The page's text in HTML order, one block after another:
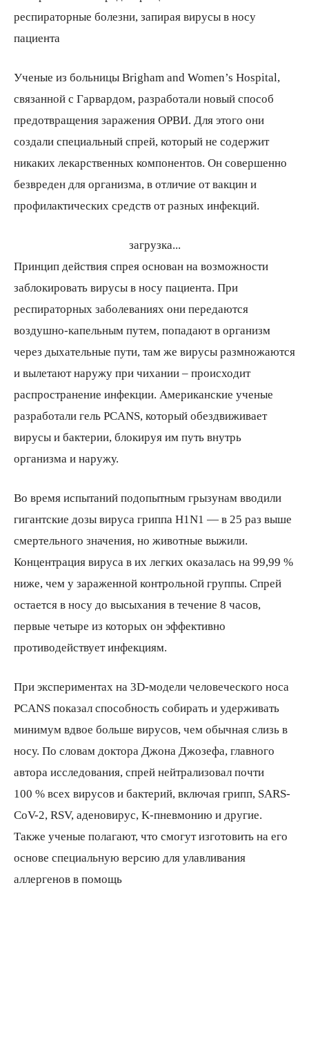
Ученые из больницы Brigham and Women’s Hospital,
связанной с Гарвардом, разработали новый способ
предотвращения заражения ОРВИ. Для этого они
создали специальный спрей, который не содержит
никаких лекарственных компонентов. Он совершенно
безвреден для организма, в отличие от вакцин и
профилактических средств от разных инфекций.
загрузка...
Принцип действия спрея основан на возможности
заблокировать вирусы в носу пациента. При
респираторных заболеваниях они передаются
воздушно-капельным путем, попадают в организм
через дыхательные пути, там же вирусы размножаются
и вылетают наружу при чихании – происходит
распространение инфекции. Американские ученые
разработали гель PCANS, который обездвиживает
вирусы и бактерии, блокируя им путь внутрь
организма и наружу.
Во время испытаний подопытным грызунам вводили
гигантские дозы вируса гриппа H1N1 — в 25 раз выше
смертельного значения, но животные выжили.
Концентрация вируса в их легких оказалась на 99,99 %
ниже, чем у зараженной контрольной группы. Спрей
остается в носу до высыхания в течение 8 часов,
первые четыре из которых он эффективно
противодействует инфекциям.
При экспериментах на 3D-модели человеческого носа
PCANS показал способность собирать и удерживать
минимум вдвое больше вирусов, чем обычная слизь в
носу. По словам доктора Джона Джозефа, главного
автора исследования, спрей нейтрализовал почти
100 % всех вирусов и бактерий, включая грипп, SARS-
CoV-2, RSV, аденовирус, K-пневмонию и другие.
Также ученые полагают, что смогут изготовить на его
основе специальную версию для улавливания
аллергенов в помощь